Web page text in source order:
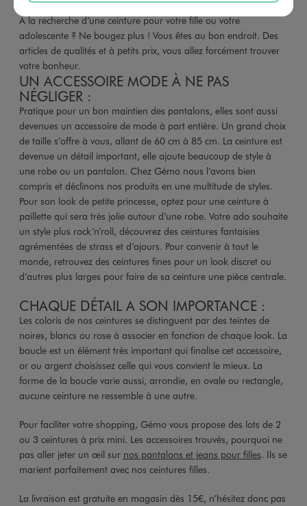
À la recherche d’une ceinture pour votre fille ou votre
adolescente ? Ne bougez plus ! Vous êtes au bon endroit. Des
articles de qualités et à petits prix, vous allez forcément trouver
votre bonheur.
UN ACCESSOIRE MODE À NE PAS
NÉGLIGER :
Pratique pour un bon maintien des pantalons, elles sont aussi
devenues un accessoire de mode à part entière. Un grand choix
de taille s’offre à vous, allant de 60 cm à 85 cm. La ceinture est
devenue un détail important, elle ajoute beaucoup de style à
une robe ou un pantalon. Chez Gémo nous l’avons bien
compris et déclinons nos produits en une multitude de styles.
Pour son look de petite princesse, optez pour une ceinture à
paillette qui sera très jolie autour d’une robe. Votre ado souhaite
un style plus rock’n’roll, découvrez des ceintures fantaisies
agrémentées de strass et d’ajours. Pour convenir à tout le
monde, retrouvez des ceintures fines pour un look discret ou
d’autres plus larges pour faire de sa ceinture une pièce centrale.
CHAQUE DÉTAIL A SON IMPORTANCE :
Les coloris de nos ceintures se distinguent par des teintes de
noires, blancs ou rose à associer en fonction de chaque look. La
boucle est un élément très important qui finalise cet accessoire,
or ou argent choisissez celle qui vous convient le mieux. La
forme de la boucle varie aussi, arrondie, en ovale ou rectangle,
aucune ceinture ne ressemble à une autre.
Pour faciliter votre shopping, Gémo vous propose des lots de 2
ou 3 ceintures à prix mini. Les accessoires trouvés, pourquoi ne
pas aller jeter un œil sur nos pantalons et jeans pour filles. Ils se
marient parfaitement avec nos ceintures filles.
La livraison est gratuite en magasin dès 15€, n’hésitez donc pas